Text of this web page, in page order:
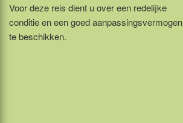
Voor deze reis dient u over een redelijke
conditie en een goed aanpassingsvermogen
te beschikken.